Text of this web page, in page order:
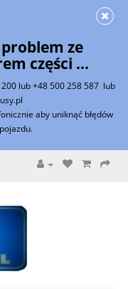
problem ze
części ...
lub +48 500 258 587 lub
aby uniknąć błędów